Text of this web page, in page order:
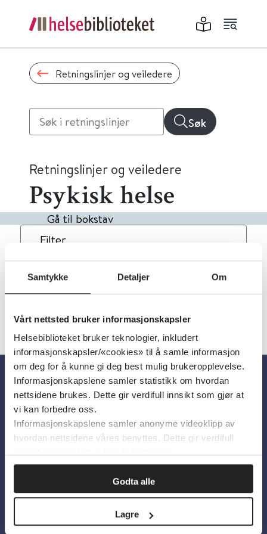
Samtykke Detaljer Om
Vårt nettsted bruker informasjonskapsler
Helsebiblioteket bruker teknologier, inkludert
informasjonskapsler/«cookies» til å samle informasjon
om deg for å kunne gi deg best mulig brukeropplevelse.
Informasjonskapslene samler statistikk om hvordan
nettsidene brukes. Dette gir verdifull innsikt som gjør at
vi kan forbedre oss.
Informasjonskapslene samler anonyme videoklipp av
hvordan nettsidene våres benyttes. Dette gir verdifull
Godta alle
Lagre
Retningslinjer og veiledere
Søk
Retningslinjer og veiledere
Psykisk helse
Gå til bokstav
Filter
2Treff Dato Alfabetisk
Om oss
Om Helsebiblioteket
Personvern og informasjonskapsler
Tilgjengelighetserklæring
Information in English
Bilder fra Colourbox.com